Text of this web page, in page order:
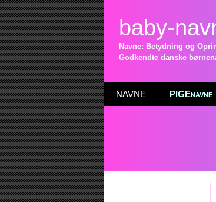
baby-
Navne: Betydning og
Godkendte danske
NAVNE PIGEnavne